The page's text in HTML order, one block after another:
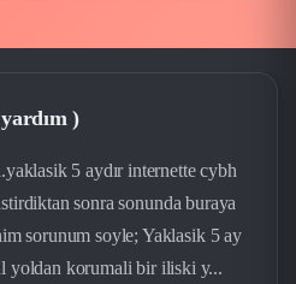
)
5 aydır internette cybh
sonra sonunda buraya
sorunum soyle; Yaklasik 5 ay
yoldan korumali bir iliski y...